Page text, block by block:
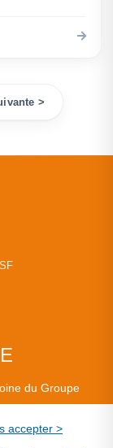
>
du Groupe
accepter >